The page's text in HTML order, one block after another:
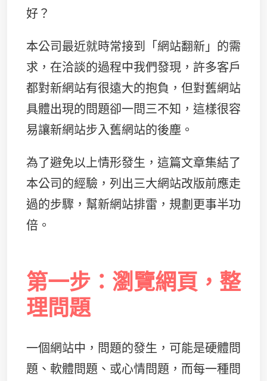
好？
本公司最近就時常接到「網站翻新」的需
求，在洽談的過程中我們發現，許多客戶
都對新網站有很遠大的抱負，但對舊網站
具體出現的問題卻一問三不知，這樣很容
易讓新網站步入舊網站的後塵。
為了避免以上情形發生，這篇文章集結了
本公司的經驗，列出三大網站改版前應走
過的步驟，幫新網站排雷，規劃更事半功
倍。
第一步：瀏覽網頁，整
理問題
一個網站中，問題的發生，可能是硬體問
題、軟體問題、或心情問題，而每一種問